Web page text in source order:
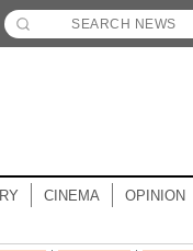
CINEMA OPINION